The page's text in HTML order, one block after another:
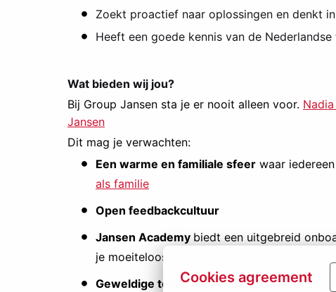
Cookies agreement
Zoekt proactief naar oplossingen en denkt
Heeft een goede kennis van de Nederlandse
Wat bieden wij jou?
Bij Group Jansen sta je er nooit alleen voor.
Jansen
Dit mag je verwachten:
Een warme en familiale sfeer waar
als familie
Open feedbackcultuur
Jansen Academy biedt een uitgebreid
je moeiteloos kunt integreren in ons team.
Geweldige teambuilding- en